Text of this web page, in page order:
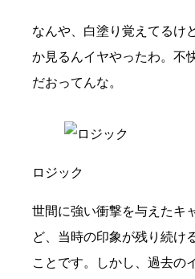
なんや、白塗り覚えてるけ
か見るんイヤやったわ。不
だおってんな。
ロジック
世間に強い衝撃を与えたキ
ど、当時の印象が残り続け
ことです。しかし、過去の